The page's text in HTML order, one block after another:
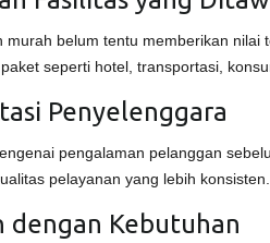
murah belum tentu memberikan nilai
seperti hotel, transportasi,
Penyelenggara
pengalaman pelanggan
pelayanan yang lebih konsisten.
dengan Kebutuhan